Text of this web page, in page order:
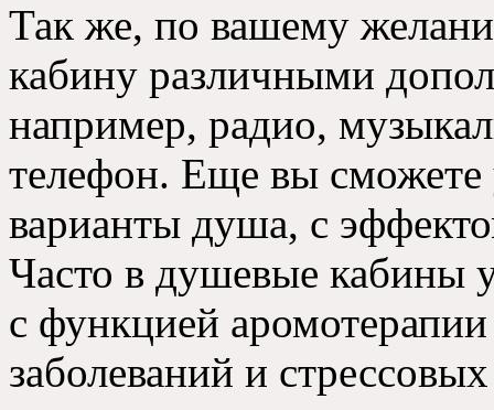
Так же, по вашему
кабину различными
например, радио,
телефон. Еще вы сможете
варианты душа, с
Часто в душевые кабины
с функцией
заболеваний и